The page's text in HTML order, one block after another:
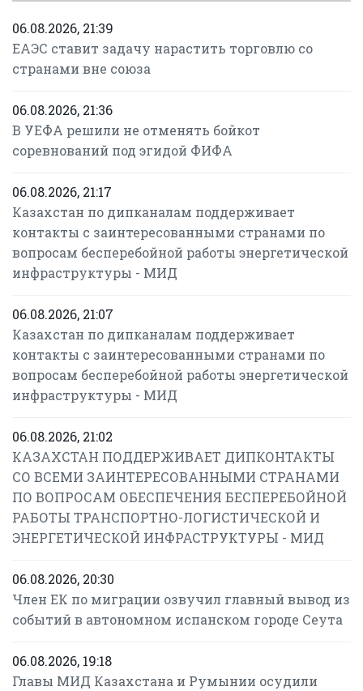
06.08.2026, 21:39
ЕАЭС ставит задачу нарастить торговлю со
странами вне союза
06.08.2026, 21:36
В УЕФА решили не отменять бойкот
соревнований под эгидой ФИФА
06.08.2026, 21:17
Казахстан по дипканалам поддерживает
контакты с заинтересованными странами по
вопросам бесперебойной работы энергетической
инфраструктуры - МИД
06.08.2026, 21:07
Казахстан по дипканалам поддерживает
контакты с заинтересованными странами по
вопросам бесперебойной работы энергетической
инфраструктуры - МИД
06.08.2026, 21:02
КАЗАХСТАН ПОДДЕРЖИВАЕТ ДИПКОНТАКТЫ
СО ВСЕМИ ЗАИНТЕРЕСОВАННЫМИ СТРАНАМИ
ПО ВОПРОСАМ ОБЕСПЕЧЕНИЯ БЕСПЕРЕБОЙНОЙ
РАБОТЫ ТРАНСПОРТНО-ЛОГИСТИЧЕСКОЙ И
ЭНЕРГЕТИЧЕСКОЙ ИНФРАСТРУКТУРЫ - МИД
06.08.2026, 20:30
Член ЕК по миграции озвучил главный вывод из
событий в автономном испанском городе Сеута
06.08.2026, 19:18
Главы МИД Казахстана и Румынии осудили